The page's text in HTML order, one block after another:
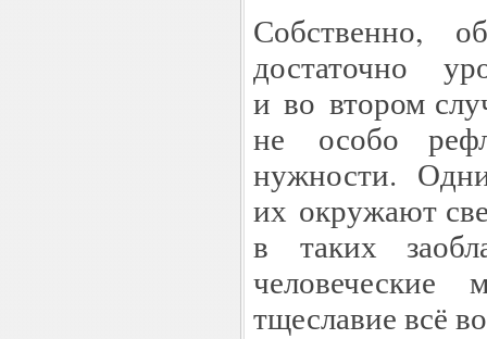
Собственно,
достаточно
и во втором
не особо
нужности.
их окружают
в таких
тщеславие всё